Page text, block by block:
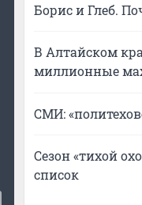
Борис и Глеб.
В Алтайском
миллионные
СМИ:
Сезон «тихой
список